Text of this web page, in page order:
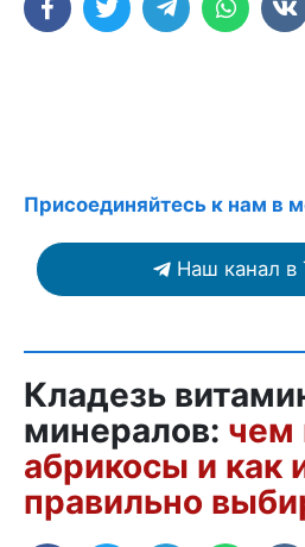
Присоединяйтесь к нам в
Наш канал в
Кладезь
минералов: чем
абрикосы и как
правильно